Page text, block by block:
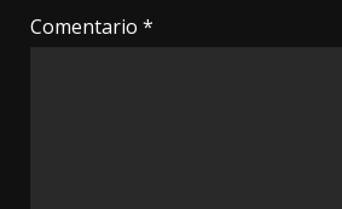
Comentario *